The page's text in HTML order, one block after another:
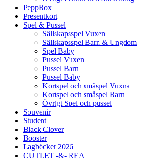
PeppBox
Presentkort
Spel & Pussel
Sällskapsspel Vuxen
Sällskapsspel Barn & Ungdom
Spel Baby
Pussel Vuxen
Pussel Barn
Pussel Baby
Kortspel och småspel Vuxna
Kortspel och småspel Barn
Övrigt Spel och pussel
Souvenir
Student
Black Clover
Booster
Lagböcker 2026
OUTLET -&- REA